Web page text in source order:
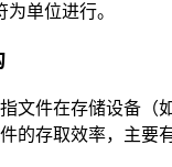
单位进行。
文件在存储设备（
的存取效率，主要